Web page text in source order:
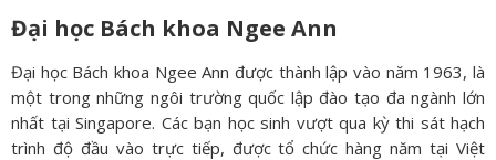
Đại học Bách khoa Ngee Ann
Đại học Bách khoa Ngee Ann được thành lập vào năm 1963, là
một trong những ngôi trường quốc lập đào tạo đa ngành lớn
nhất tại Singapore. Các bạn học sinh vượt qua kỳ thi sát hạch
trình độ đầu vào trực tiếp, được tổ chức hàng năm tại Việt